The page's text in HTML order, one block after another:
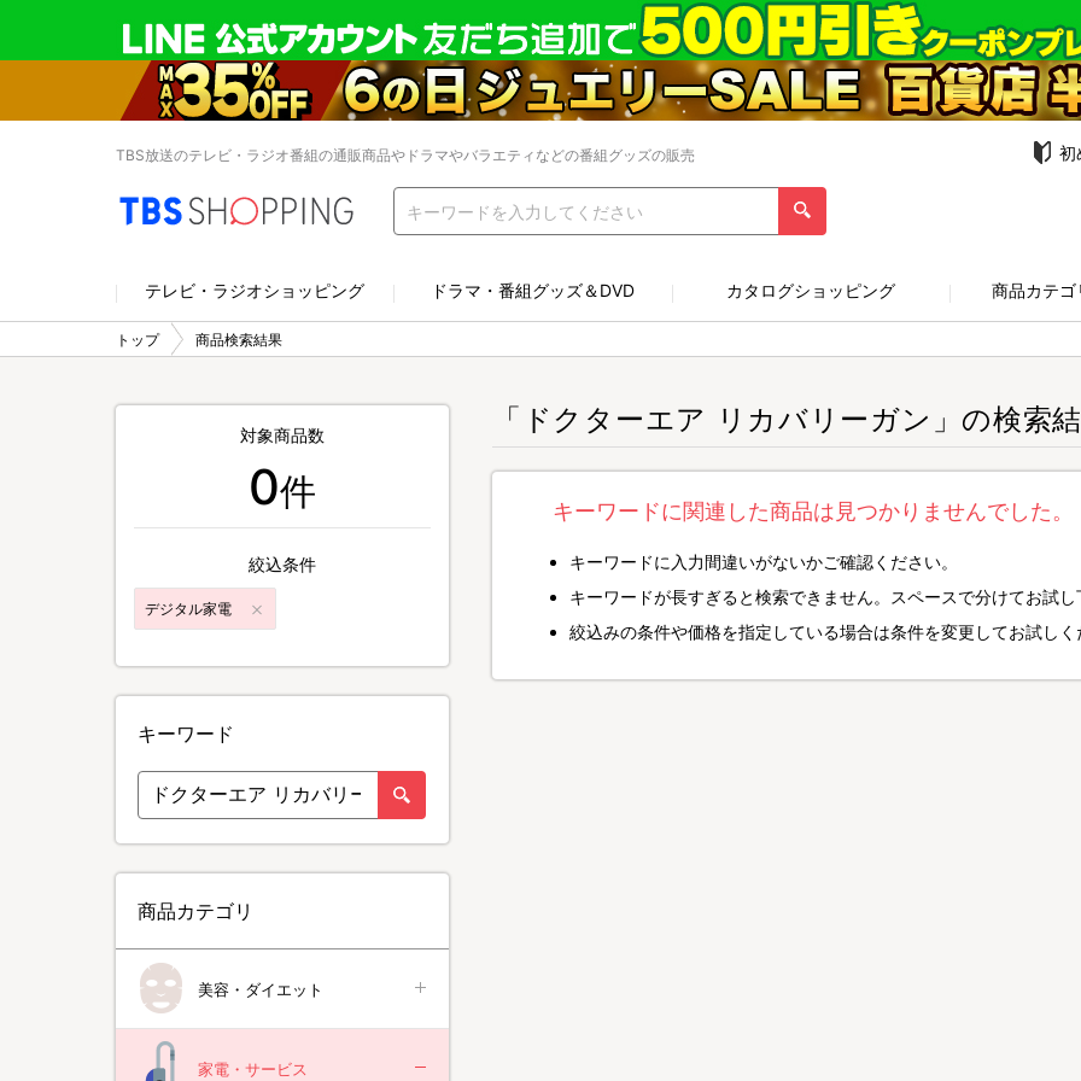
TBS放送のテレビ・ラジオ番組の通販商品やドラマやバラエティなどの番組グッズの販売 初
テレビ・ラジオショッピング ドラマ・番組グッズ＆DVD カタログショッピング 商品カテゴ
トップ 商品検索結果
「ドクターエア リカバリーガン」の検索
キーワードに関連した商品は見つかりませんでした。
キーワードに入力間違いがないかご確認ください。
キーワードが長すぎると検索できません。スペースで分けてお試し
絞込みの条件や価格を指定している場合は条件を変更してお試しく
対象商品数
0件
絞込条件
デジタル家電
キーワード
商品カテゴリ
美容・ダイエット
家電・サービス